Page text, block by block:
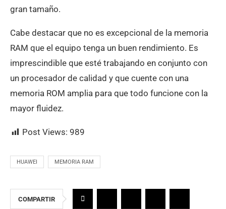
gran tamaño.
Cabe destacar que no es excepcional de la memoria
RAM que el equipo tenga un buen rendimiento. Es
imprescindible que esté trabajando en conjunto con
un procesador de calidad y que cuente con una
memoria ROM amplia para que todo funcione con la
mayor fluidez.
Post Views: 989
HUAWEI MEMORIA RAM
COMPARTIR